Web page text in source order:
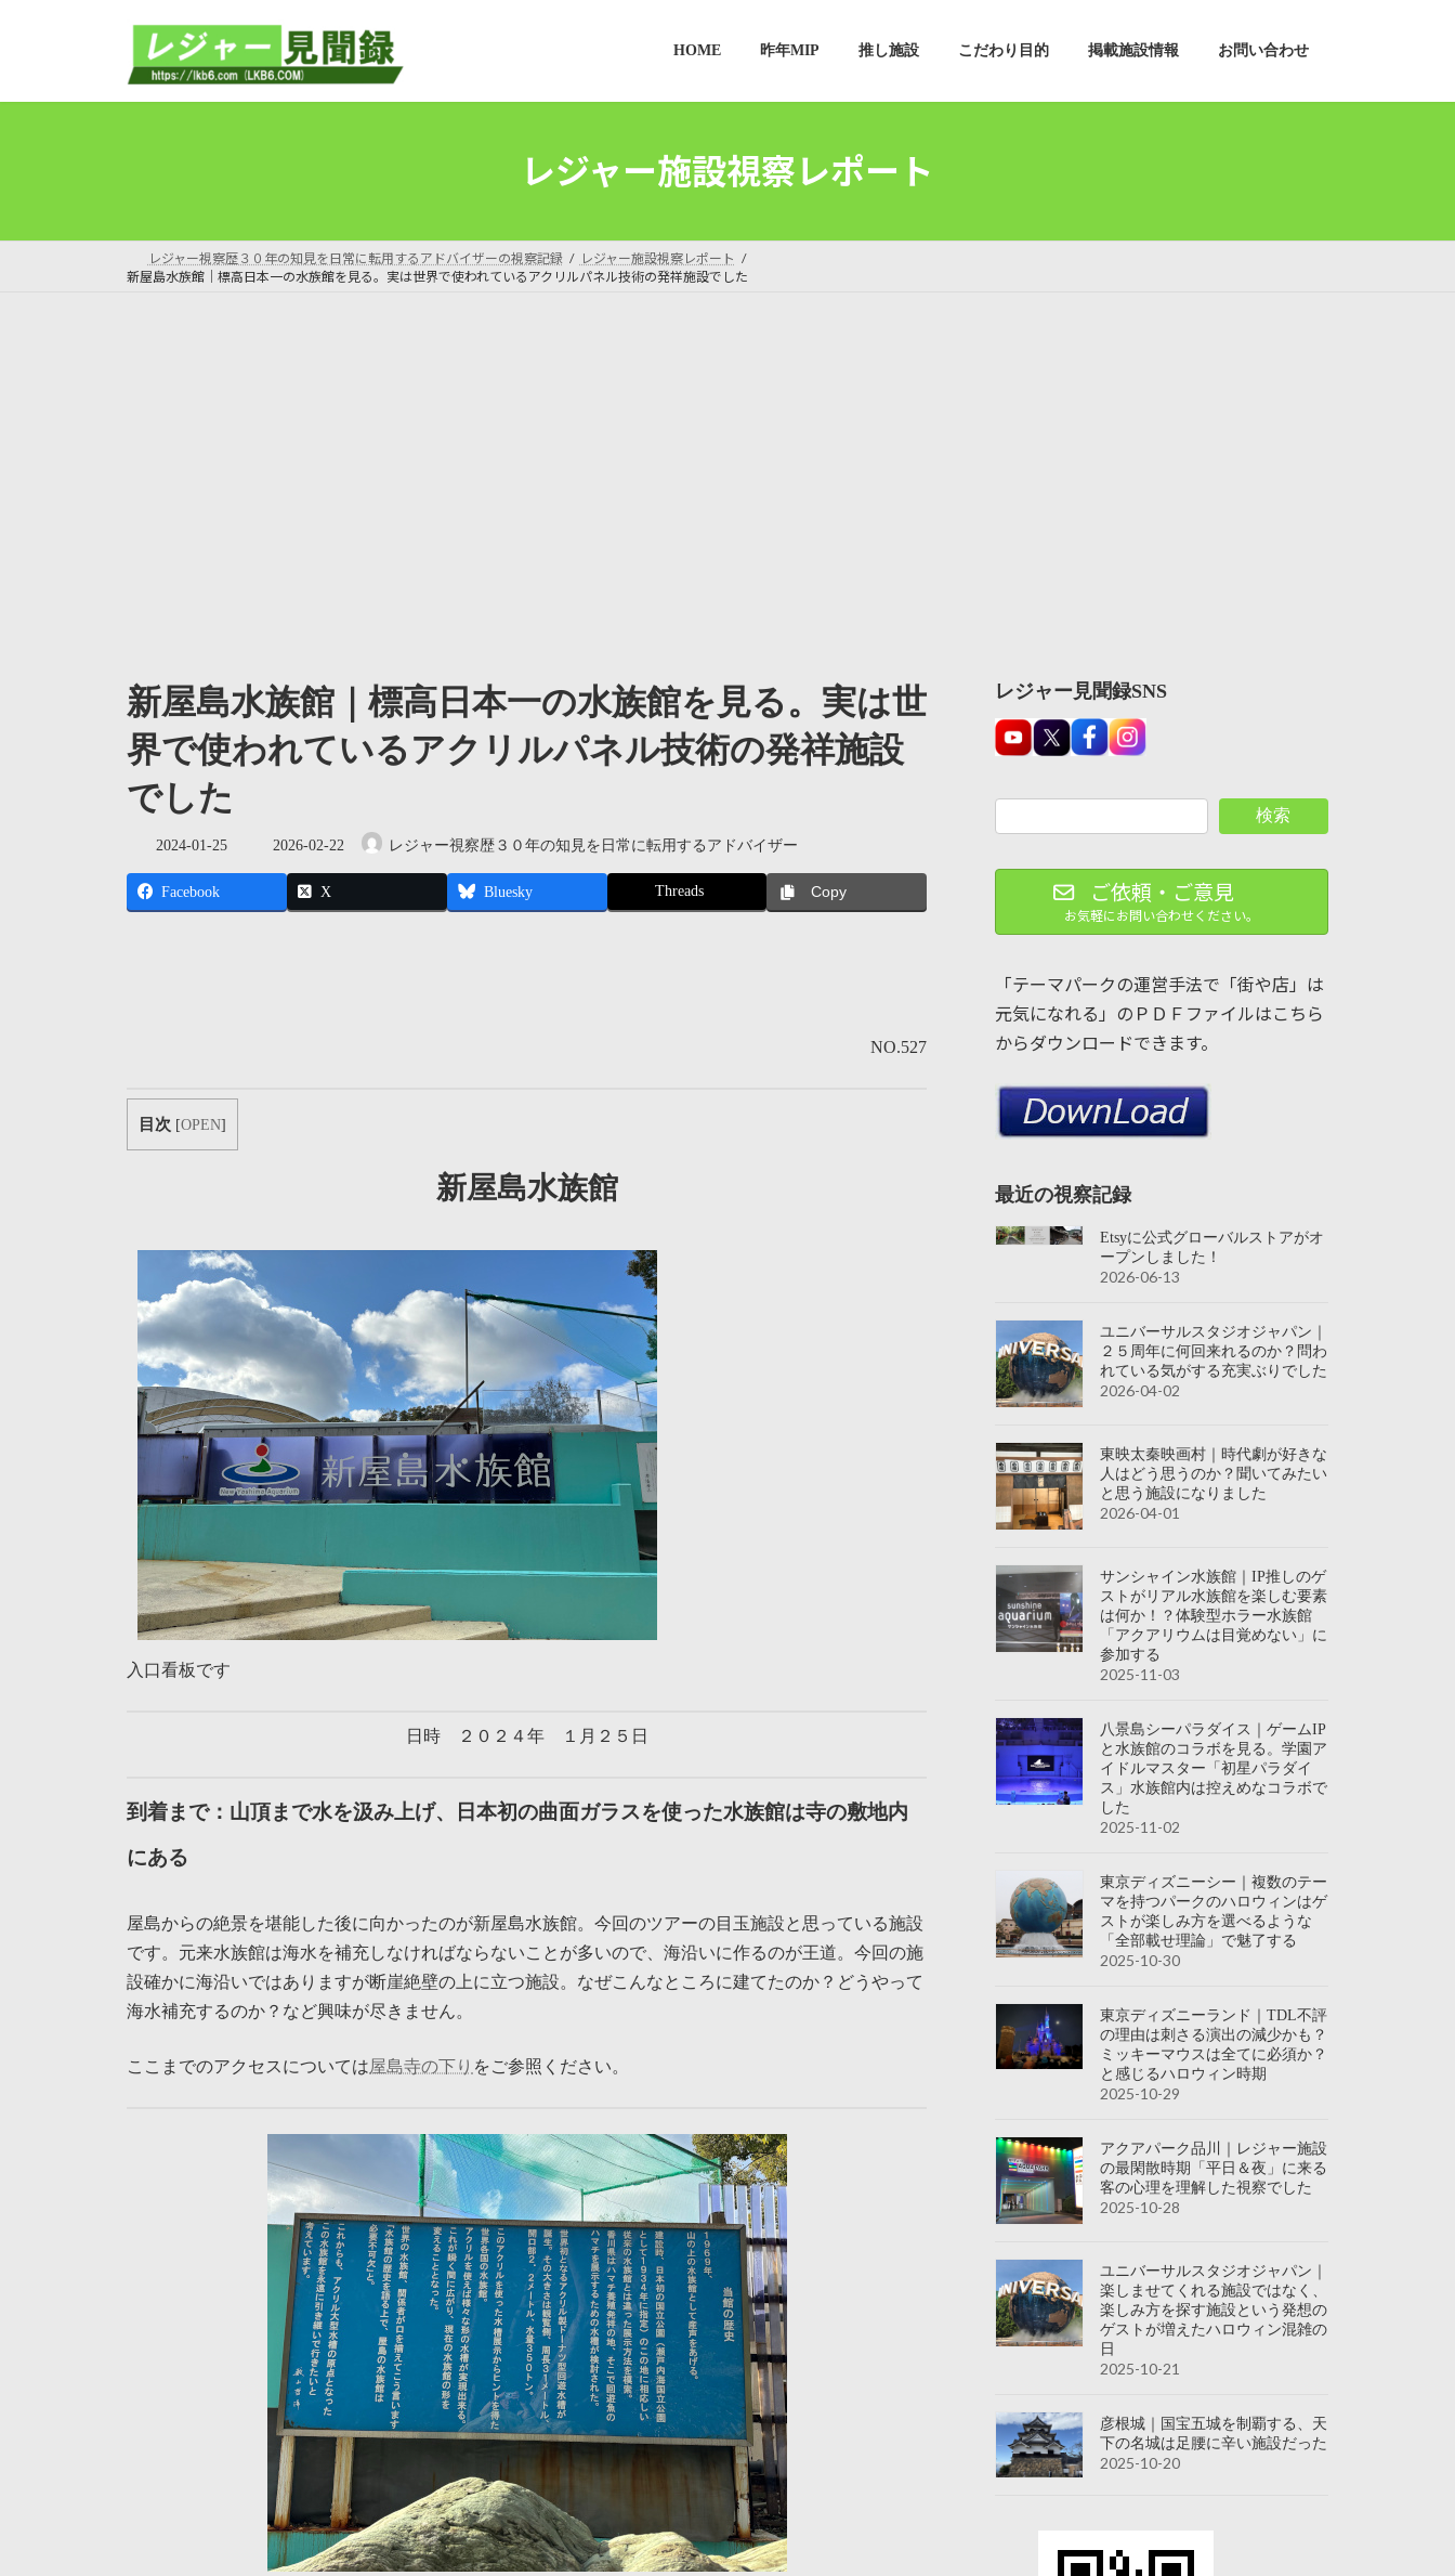
プ
動
HOME 昨年MIP 推し施設 こだわり目的 掲載施設情報 お問い合わせ
レジャー施設視察レポート
レジャー視察歴３０年の知見を日常に転用するアドバイザーの視察記録
レジャー施設視察レポート
新屋島水族館｜標高日本一の水族館を見る。実は世界で使われているアクリルパネル技術の発祥施設でした
新屋島水族館｜標高日本一の水族館を見る。実は世
界で使われているアクリルパネル技術の発祥施設
でした
2024-01-25
最
更
日
2026-02-22 レジャー視察歴３０年の知見を日常に転用するアドバイザー
Facebook X Bluesky Threads Copy
NO.527
目次 [OPEN]
新屋島水族館
入口看板です
日時 ２０２４年 １月２５日
到着まで：山頂まで水を汲み上げ、日本初の曲面ガラスを使った水族館は寺の敷地内
にある
屋島からの絶景を堪能した後に向かったのが新屋島水族館。今回のツアーの目玉施設と思っている施設
です。元来水族館は海水を補充しなければならないことが多いので、海沿いに作るのが王道。今回の施
設確かに海沿いではありますが断崖絶壁の上に立つ施設。なぜこんなところに建てたのか？どうやって
海水補充するのか？など興味が尽きません。
ここまでのアクセスについては屋島寺の下り をご参照ください。
レジャー見聞録SNS
検索
ご依頼・ご意見
お気軽にお問い合わせください。
「テーマパークの運営手法で「街や店」は
元気になれる」のＰＤＦファイルはこちら
からダウンロードできます。
最近の視察記録
Etsyに公式グローバルストアがオ
ープンしました！
2026-06-13
ユニバーサルスタジオジャパン｜
２５周年に何回来れるのか？問わ
れている気がする充実ぶりでした
2026-04-02
東映太秦映画村｜時代劇が好きな
人はどう思うのか？聞いてみたい
と思う施設になりました
2026-04-01
サンシャイン水族館｜IP推しのゲ
ストがリアル水族館を楽しむ要素
は何か！？体験型ホラー水族館
「アクアリウムは目覚めない」に
参加する
2025-11-03
八景島シーパラダイス｜ゲームIP
と水族館のコラボを見る。学園ア
イドルマスター「初星パラダイ
ス」水族館内は控えめなコラボで
した
2025-11-02
東京ディズニーシー｜複数のテー
マを持つパークのハロウィンはゲ
ストが楽しみ方を選べるような
「全部載せ理論」で魅了する
2025-10-30
東京ディズニーランド｜TDL不評
の理由は刺さる演出の減少かも？
ミッキーマウスは全てに必須か？
と感じるハロウィン時期
2025-10-29
アクアパーク品川｜レジャー施設
の最閑散時期「平日＆夜」に来る
客の心理を理解した視察でした
2025-10-28
ユニバーサルスタジオジャパン｜
楽しませてくれる施設ではなく、
楽しみ方を探す施設という発想の
ゲストが増えたハロウィン混雑の
日
2025-10-21
彦根城｜国宝五城を制覇する、天
下の名城は足腰に辛い施設だった
2025-10-20